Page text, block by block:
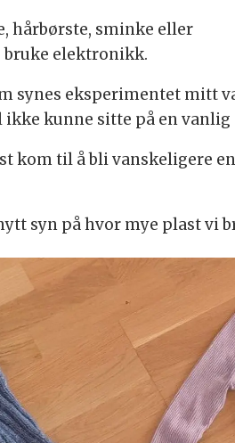
hårbørste, sminke eller
bruke elektronikk.
synes eksperimentet mitt
ikke kunne sitte på en vanlig
kom til å bli vanskeligere
syn på hvor mye plast